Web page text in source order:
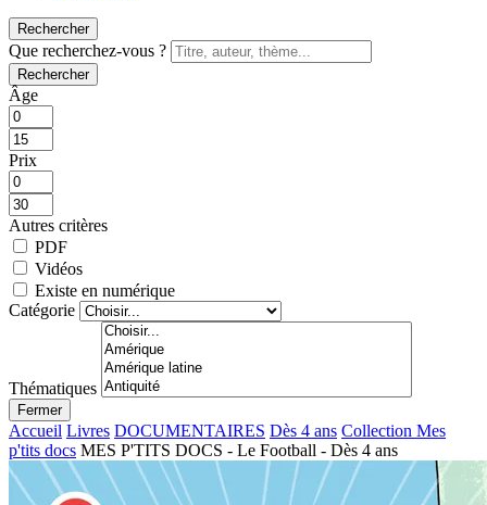
Rechercher
Que recherchez-vous ?
Rechercher
Âge
Prix
Autres critères
PDF
Vidéos
Existe en numérique
Catégorie
Thématiques
Fermer
Accueil Livres DOCUMENTAIRES Dès 4 ans Collection Mes
p'tits docs MES P'TITS DOCS - Le Football - Dès 4 ans